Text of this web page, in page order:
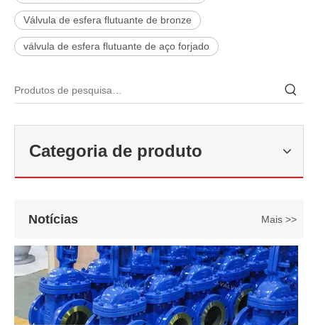
Válvula de esfera flutuante de bronze
válvula de esfera flutuante de aço forjado
Categoria de produto
Notícias Mais >>
J-VALVES fabrica válvula de esfera de alta temperatura em aço